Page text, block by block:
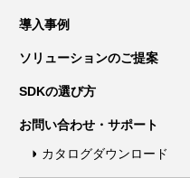
導入事例
ソリューションのご提案
SDKの選び方
お問い合わせ・サポート
カタログダウンロード